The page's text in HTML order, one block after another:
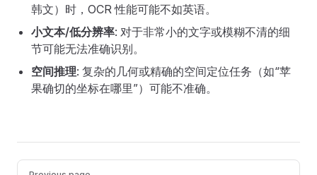
韩文）时，OCR 性能可能不如英语。
小文本/低分辨率: 对于非常小的文字或模糊不清的细
节可能无法准确识别。
空间推理: 复杂的几何或精确的空间定位任务（如“苹
果确切的坐标在哪里”）可能不准确。
Pager